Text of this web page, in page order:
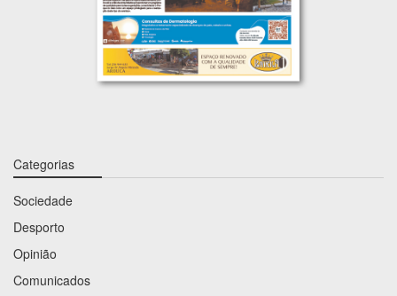
Categorias
Sociedade
Desporto
Opinião
Comunicados